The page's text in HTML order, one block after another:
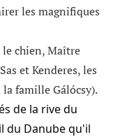
les magnifiques
chien, Maître
et Kenderes, les
famille Gálócsy).
de la rive du
du Danube qu'il